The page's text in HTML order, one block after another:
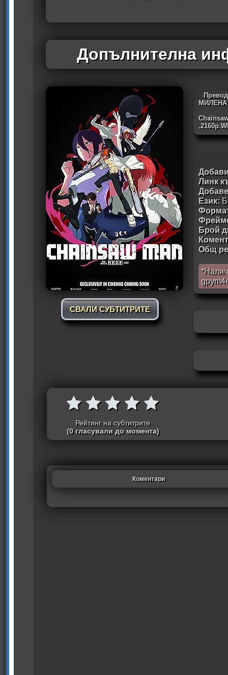
Допълнителна
СВАЛИ СУБТИТРИТЕ
Линк
Език:
Брой
Общ
Рейтинг на субтитрите
(0 гласували до момента)
Коментари